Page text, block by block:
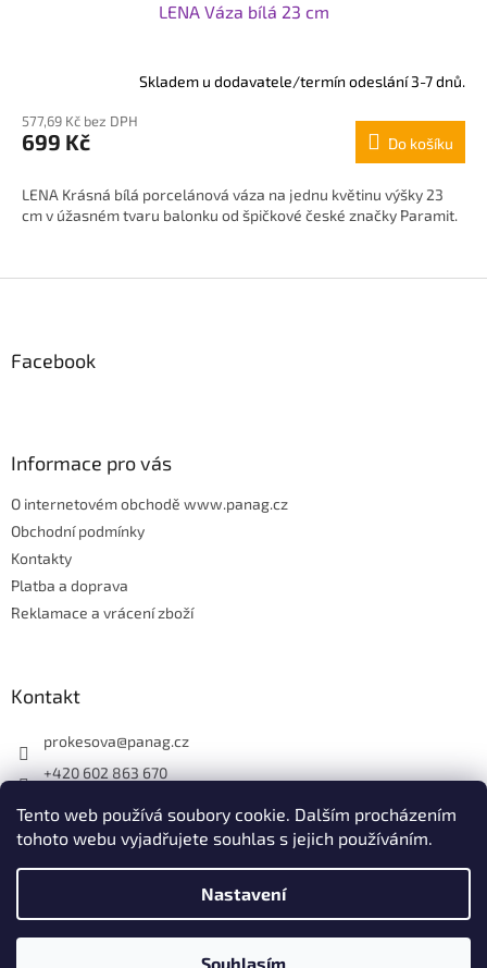
Tento web používá soubory cookie. Dalším procházením
tohoto webu vyjadřujete souhlas s jejich používáním.
Nastavení
Souhlasím
LENA Váza bílá 23 cm
Skladem u dodavatele/termín odeslání 3-7 dnů.
577,69 Kč bez DPH
699 Kč Do košíku
LENA Krásná bílá porcelánová váza na jednu květinu výšky 23
cm v úžasném tvaru balonku od špičkové české značky Paramit.
p
aFacebook
Informace pro vás
O internetovém obchodě www.panag.cz
Obchodní podmínky
Kontakty
Platba a doprava
Reklamace a vrácení zboží
Kontakt
prokesova@panag.cz
+420 602 863 670
Vytvořil Shoptet